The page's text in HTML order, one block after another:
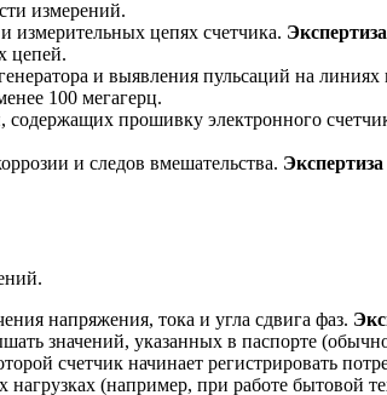
измерений.
измерительных цепях счетчика.
цепей.
и выявления пульсаций на линиях
100 мегагерц.
прошивку электронного
и следов вмешательства.
напряжения, тока и угла сдвига фаз.
значений, указанных в паспорте
счетчик начинает регистрировать
нагрузках (например, при работе бытовой